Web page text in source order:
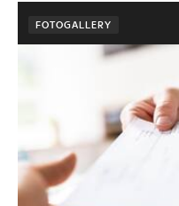
FOTOGALLERY